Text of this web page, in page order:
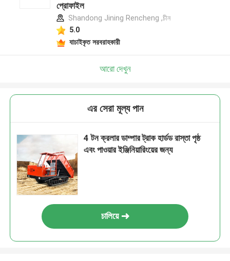
প্রোফাইল
Shandong Jining Rencheng ,চীন
5.0
যাচাইকৃত সরবরাহকারী
আরো দেখুন
এর সেরা মূল্য পান
4 টন ক্রলার ডাম্পার ট্রাক হার্ডড রাস্তা পৃষ্ঠ
এবং পাওয়ার ইঞ্জিনিয়ারিংয়ের জন্য
চালিয়ে